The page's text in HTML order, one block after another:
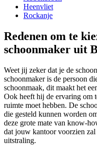
Heenvliet
Rockanje
Redenen om te
schoonmaker uit
Weet jij zeker dat je de
schoonmaker is de persoon
schoonmaak, dit maakt het
Ook heeft hij de ervaring om
ruimte moet hebben. De
die gesteld kunnen worden
deze grote mate van know-
dat jouw kantoor voorzien
uitstraling.